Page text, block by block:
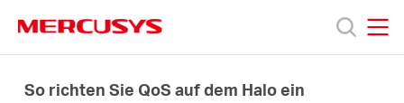
navigation
Produkte
So richten Sie QoS auf dem Halo ein